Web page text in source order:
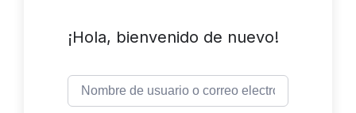
¡Hola, bienvenido de nuevo!